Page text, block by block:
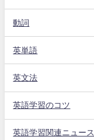
動詞
英単語
英文法
英語学習のコツ
英語学習関連ニュース